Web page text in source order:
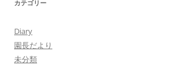
カテゴリー
Diary
園長だより
未分類